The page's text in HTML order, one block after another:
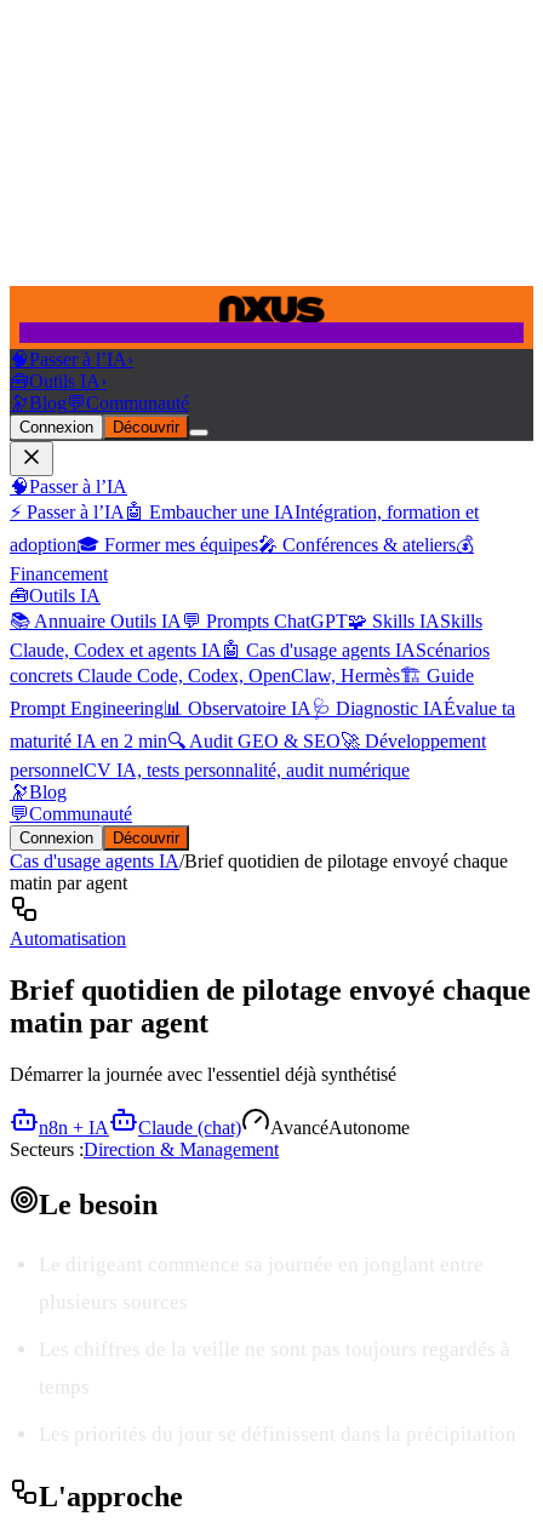
🧠Passer à l’IA›
🧰Outils IA›
🔭Blog💬Communauté
Connexion Découvrir
🧠Passer à l’IA
⚡ Passer à l’IA 🤖 Embaucher une IAIntégration, formation et
adoption🎓 Former mes équipes🎤 Conférences & ateliers💰
Financement
🧰Outils IA
📚 Annuaire Outils IA 💬 Prompts ChatGPT🧩 Skills IASkills
Claude, Codex et agents IA 🤖 Cas d'usage agents IAScénarios
concrets Claude Code, Codex, OpenClaw, Hermès🏗️ Guide
Prompt Engineering📊 Observatoire IA 🩺 Diagnostic IAÉvalue ta
maturité IA en 2 min🔍 Audit GEO & SEO🚀 Développement
personnelCV IA, tests personnalité, audit numérique
🔭Blog
💬Communauté
Connexion Découvrir
Cas d'usage agents IA/Brief quotidien de pilotage envoyé chaque
matin par agent
Automatisation
Brief quotidien de pilotage envoyé chaque
matin par agent
Démarrer la journée avec l'essentiel déjà synthétisé
n8n + IA Claude (chat) AvancéAutonome
Secteurs :Direction & Management
Le besoin
Le dirigeant commence sa journée en jonglant entre
plusieurs sources
Les chiffres de la veille ne sont pas toujours regardés à
temps
Les priorités du jour se définissent dans la précipitation
L'approche